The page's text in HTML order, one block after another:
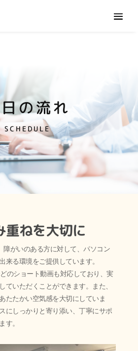
の流れ
SCHEDULE
重ねを大切に
障がいのある方に対して、パソコン
来る環境をご提供しています。
のショート動画も対応しており、実
ていただくことができます。また、
たたかい空気感を大切にしていま
にしっかりと寄り添い、丁寧にサポ
す。